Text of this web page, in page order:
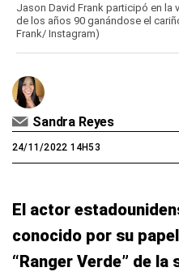
Jason David Frank participó en la
de los años 90 ganándose el
Frank/ Instagram)
Sandra Reyes
24/11/2022 14H53
El actor
conocido por su
“Ranger Verde” de